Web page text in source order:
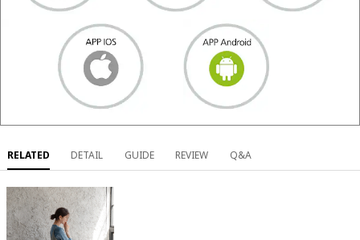
RELATED DETAIL GUIDE REVIEW Q&A